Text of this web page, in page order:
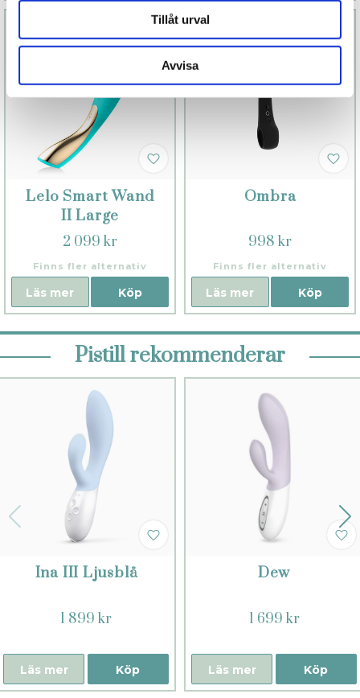
Tillåt urval
Avvisa
Lelo Smart Wand
II Large
2 099 kr
Finns fler alternativ
Köp
Läs mer
Ombra
998 kr
Finns fler alternativ
Köp
Läs mer
Pistill rekommenderar
Ina III Ljusblå
1 899 kr
Köp
Läs mer
Dew
1 699 kr
Köp
Läs mer